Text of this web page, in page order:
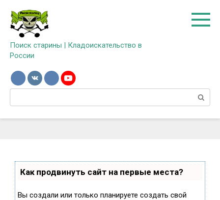
контенту
Поиск старины | Кладоискательство в
России
Как продвинуть сайт на первые места?
Вы создали или только планируете создать свой